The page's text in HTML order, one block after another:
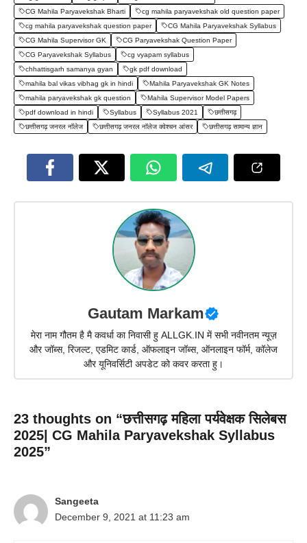
CG Mahila Paryavekshak Bharti
cg mahila paryavekshak old question paper
cg mahila paryavekshak question paper
CG Mahila Paryavekshak Syllabus
CG Mahila Supervisor GK
CG Paryavekshak Question Paper
CG Paryavekshak Syllabus
cg vyapam syllabus
chhattisgarh samanya gyan
gk pdf download
mahila bal vikas vibhag gk in hindi
Mahila Paryavekshak GK Notes
mahila paryavekshak gk question
Mahila Supervisor Model Papers
pdf download in hindi
Syllabus Syllabus 2021
छत्तीसगढ़
छत्तीसगढ़ जनरल नॉलेज
छत्तीसगढ़ जनरल नॉलेज क्वेश्चन आंसर छत्तीसगढ़ सामान्य ज्ञान
Gautam Markam
मेरा नाम गौतम है मै कवर्धा का निवासी हु ALLGK.IN में सभी नवीनतम न्यूज़
और जॉब्स, रिजल्ट, एडमिट कार्ड, ऑफलाइन जॉब्स, ऑनलाइन फॉर्म, कॉलेज
और यूनिवर्सिटी अपडेट को कवर करता हु।
23 thoughts on “छत्तीसगढ़ महिला पर्यवेक्षक सिलेबस
2025| CG Mahila Paryavekshak Syllabus
2025”
Sangeeta
December 9, 2021 at 11:23 am